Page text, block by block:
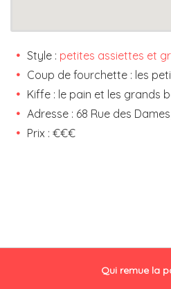
Style : petites assiettes et
Coup de fourchette : les
Kiffe : le pain et les grands
Adresse : 68 Rue des
Prix : €€€
Qui remue la